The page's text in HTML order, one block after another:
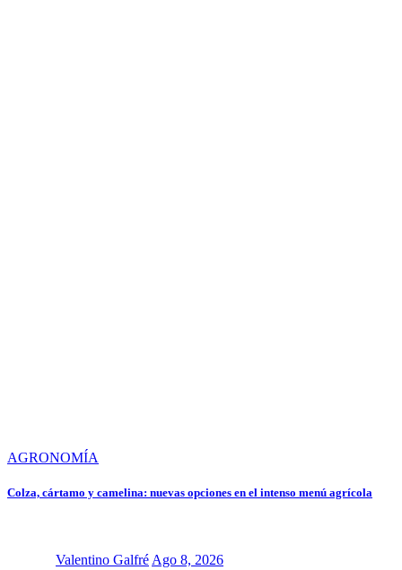
AGRONOMÍA
Colza, cártamo y camelina: nuevas opciones en el intenso menú agrícola
Valentino GalfréAgo 8, 2026